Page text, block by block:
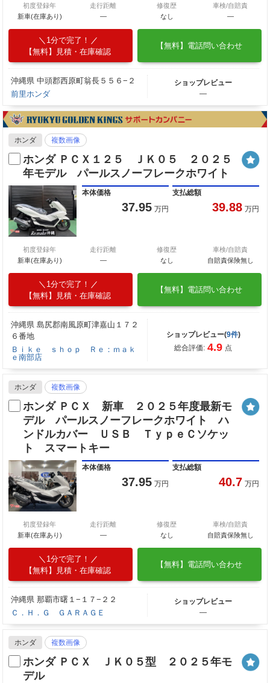
初度登録年
新車(在庫あり)
走行距離
―
修復歴
なし
車検/自賠責
―
1分で完了！
【無料】見積・在庫確認
【無料】電話問い合わせ
沖縄県 中頭郡西原町翁長５５６−２
前里ホンダ
ショップレビュー
―
ホンダ 複数画像
ホンダ ＰＣＸ１２５ ＪＫ０５ ２０２５
年モデル パールスノーフレークホワイト
本体価格
37.95 万円
支払総額
39.88 万円
初度登録年
新車(在庫あり)
走行距離
―
修復歴
なし
車検/自賠責
自賠責保険無し
1分で完了！
【無料】見積・在庫確認
【無料】電話問い合わせ
沖縄県 島尻郡南風原町津嘉山１７２
６番地
Ｂｉｋｅ ｓｈｏｐ Ｒｅ：ｍａｋ
ｅ南部店
ショップレビュー(9件)
総合評価: 4.9 点
ホンダ 複数画像
ホンダ ＰＣＸ 新車 ２０２５年度最新モ
デル パールスノーフレークホワイト ハ
ンドルカバー ＵＳＢ ＴｙｐｅＣソケッ
ト スマートキー
本体価格
37.95 万円
支払総額
40.7 万円
初度登録年
新車(在庫あり)
走行距離
―
修復歴
なし
車検/自賠責
自賠責保険無し
1分で完了！
【無料】見積・在庫確認
【無料】電話問い合わせ
沖縄県 那覇市曙１−１７−２２
Ｃ．Ｈ．Ｇ ＧＡＲＡＧＥ
ショップレビュー
―
ホンダ 複数画像
ホンダ ＰＣＸ ＪＫ０５型 ２０２５年モ
デル